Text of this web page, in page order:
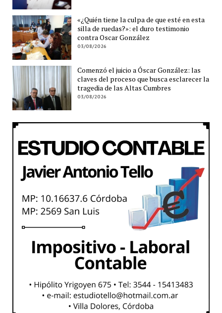
«¿Quién tiene la culpa de que esté en esta
silla de ruedas?»: el duro testimonio
contra Oscar González
03/08/2026
Comenzó el juicio a Óscar González: las
claves del proceso que busca esclarecer la
tragedia de las Altas Cumbres
03/08/2026